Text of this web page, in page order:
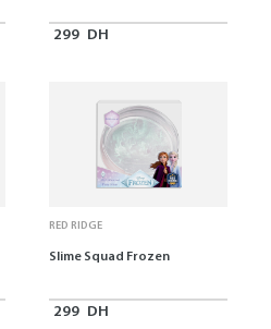
299 DH
RED RIDGE
Slime Squad Frozen
299 DH